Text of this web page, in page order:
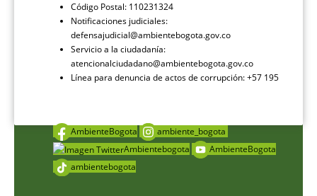
Código Postal: 110231324
Notificaciones judiciales:
defensajudicial@ambientebogota.gov.co
Servicio a la ciudadanía:
atencionalciudadano@ambientebogota.gov.co
Línea para denuncia de actos de corrupción: +57 195
AmbienteBogota
ambiente_bogota
Ambientebogota
AmbienteBogota
ambientebogota